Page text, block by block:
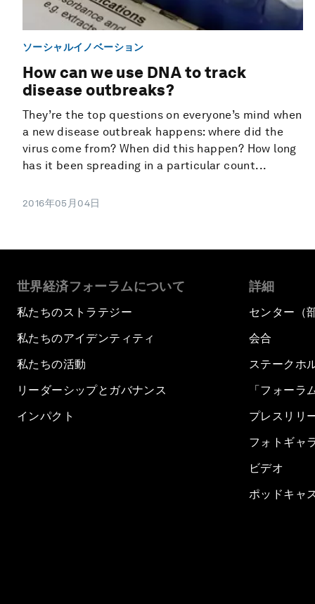
ソーシャルイノベーション
How can we use DNA to track
disease outbreaks?
They’re the top questions on everyone’s mind when
a new disease outbreak happens: where did the
virus come from? When did this happen? How long
has it been spreading in a particular count...
2016年05月04日
世界経済フォーラムについて
私たちのストラテジー
私たちのアイデンティティ
私たちの活動
リーダーシップとガバナンス
インパクト
詳細
センター（
会合
ステークホ
「フォーラ
プレスリリ
フォトギャ
ビデオ
ポッドキャ